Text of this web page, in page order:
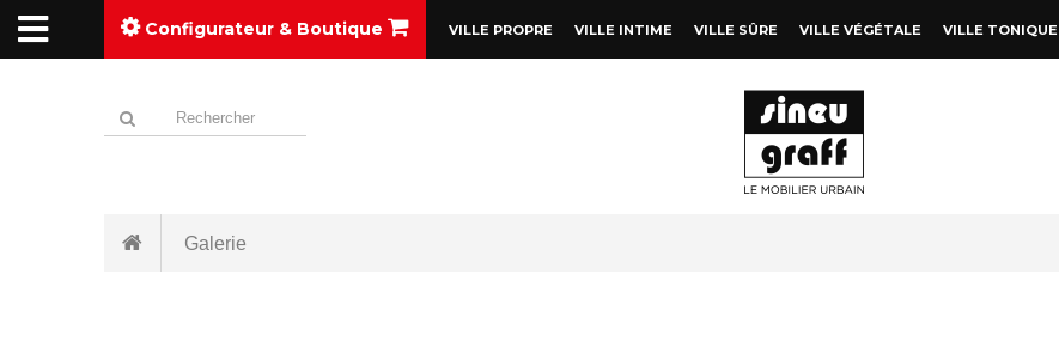
Configurateur & Boutique VILLE PROPRE VILLE INTIME VILLE SÛRE VILLE VÉGÉTALE VILLE TONIQUE
Galerie